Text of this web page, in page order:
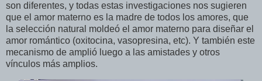
son diferentes, y todas estas investigaciones nos sugieren
que el amor materno es la madre de todos los amores, que
la selección natural moldeó el amor materno para diseñar el
amor romántico (oxitocina, vasopresina, etc). Y también este
mecanismo de amplió luego a las amistades y otros
vínculos más amplios.